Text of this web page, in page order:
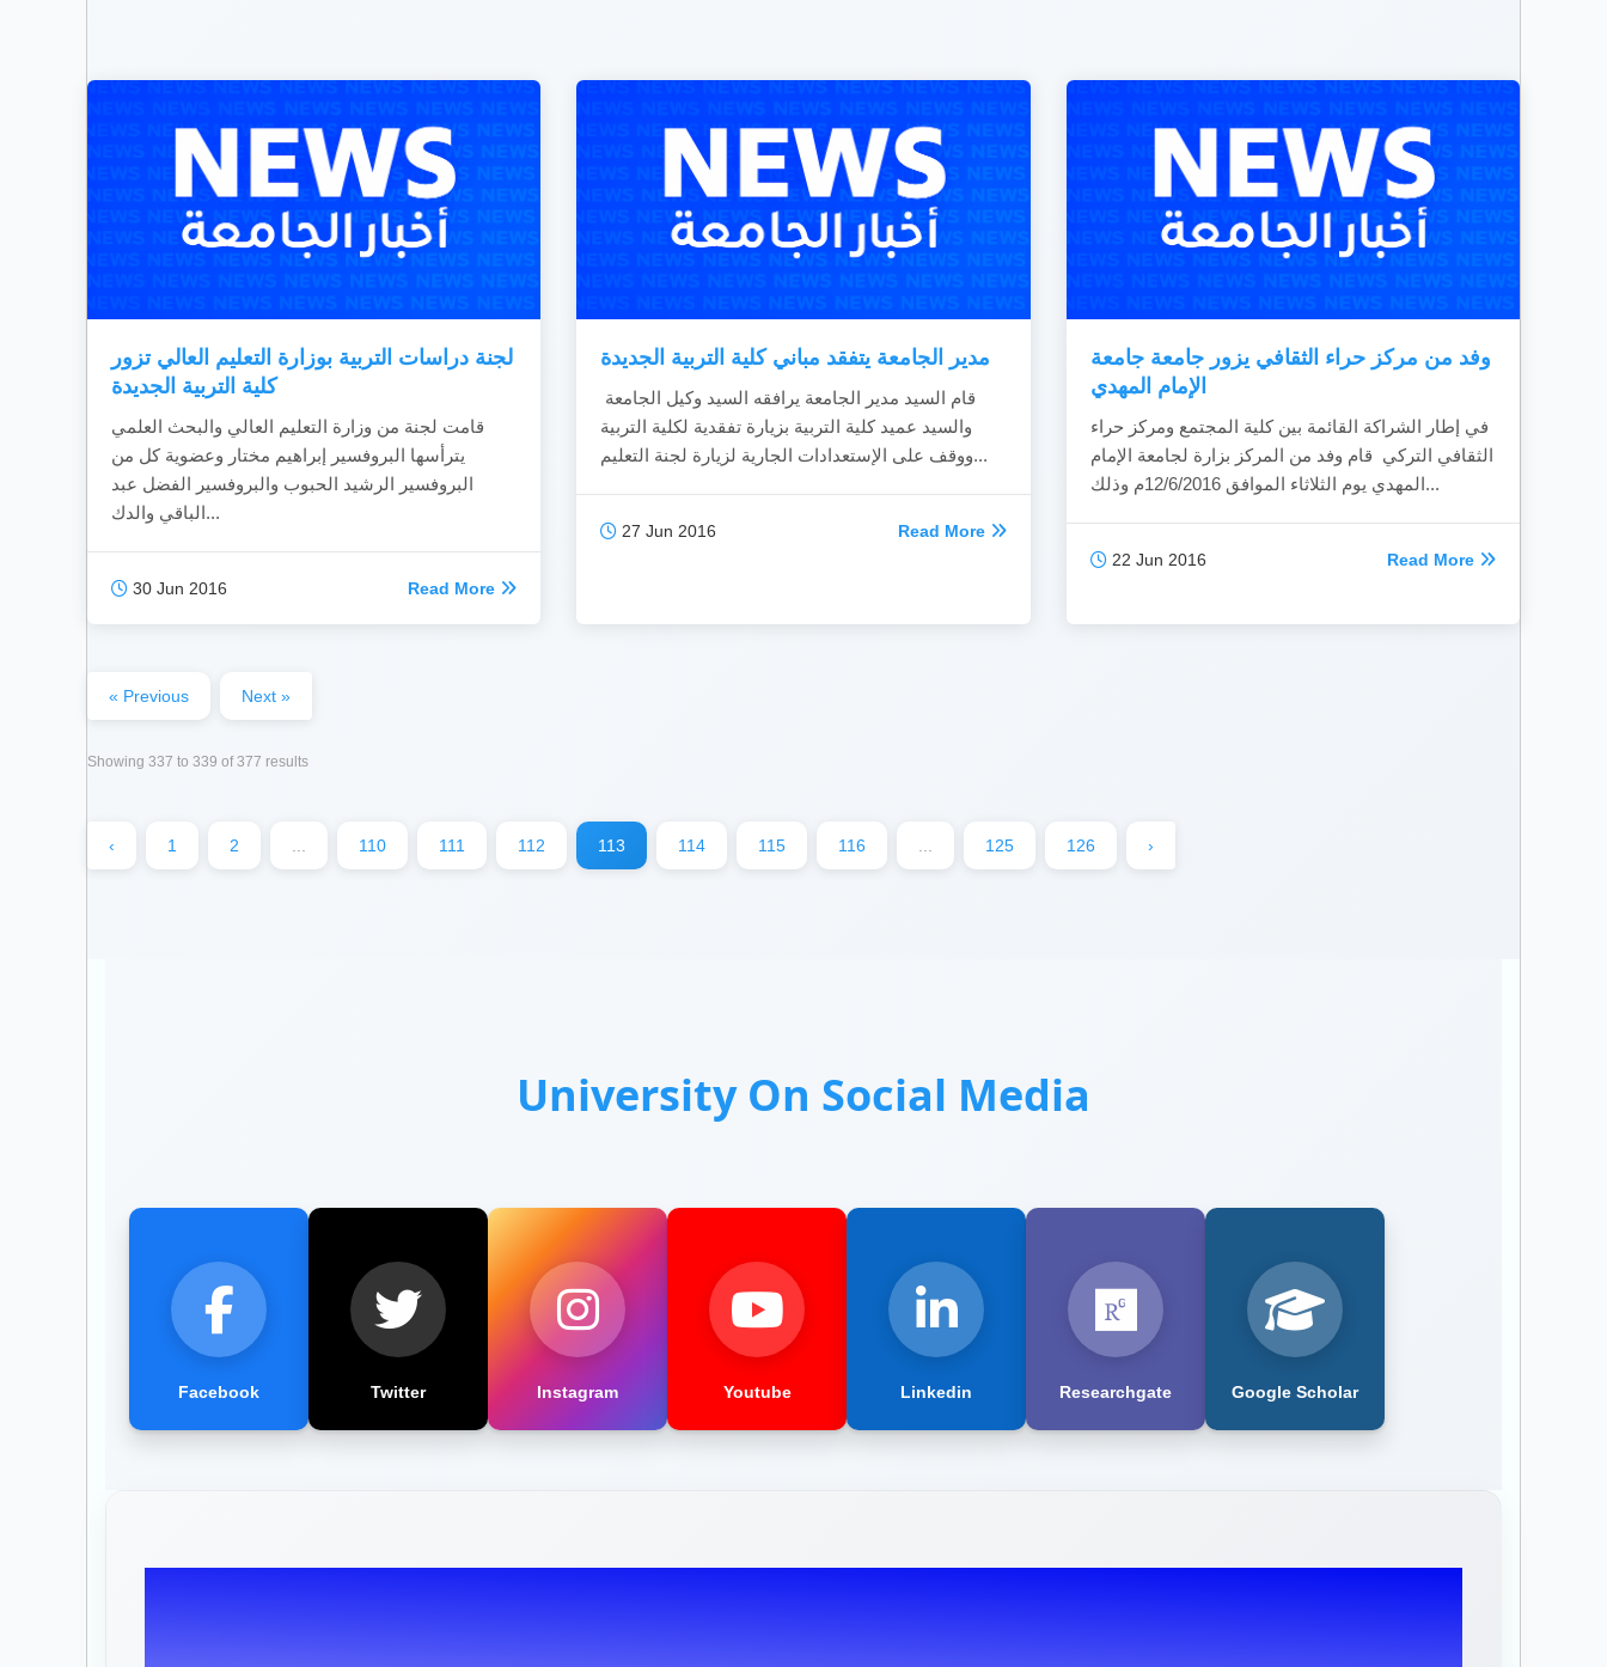
لجنة دراسات التربية بوزارة التعليم العالي تزور
كلية التربية الجديدة
قامت لجنة من وزارة التعليم العالي والبحث العلمي
يترأسها البروفسير إبراهيم مختار وعضوية كل من
البروفسير الرشيد الحبوب والبروفسير الفضل عبد
الباقي والدك...
30 Jun 2016 Read More
مدير الجامعة يتفقد مباني كلية التربية الجديدة
قام السيد مدير الجامعة يرافقه السيد وكيل الجامعة
والسيد عميد كلية التربية بزيارة تفقدية لكلية التربية
ووقف على اﻹستعدادات الجارية لزيارة لجنة التعليم...
27 Jun 2016 Read More
وفد من مركز حراء الثقافي يزور جامعة جامعة
الإمام المهدي
في إطار الشراكة القائمة بين كلية المجتمع ومركز حراء
الثقافي التركي قام وفد من المركز بزارة لجامعة الإمام
المهدي يوم الثلاثاء الموافق 12/6/2016م وذلك...
22 Jun 2016 Read More
« Previous Next »
Showing 337 to 339 of377 results
‹ 1 2 110 111 112 113 114 115 116 125 126 ›
University On Social Media
Facebook Twitter Instagram Youtube Linkedin Researchgate Google Scholar